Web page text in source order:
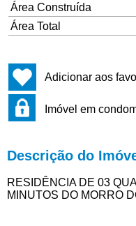
Área Construída
Área Total
Adicionar aos
Imóvel em
Descrição do
RESIDÊNCIA DE 03
MINUTOS DO MORRO